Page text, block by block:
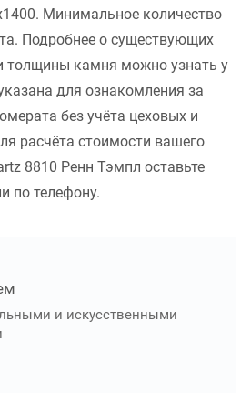
Минимальное количество
Подробнее о существующих
толщины камня можно узнать у
для ознакомления за
без учёта цеховых и
расчёта стоимости вашего
8810 Ренн Тэмпл оставьте
по телефону.
и искусственными